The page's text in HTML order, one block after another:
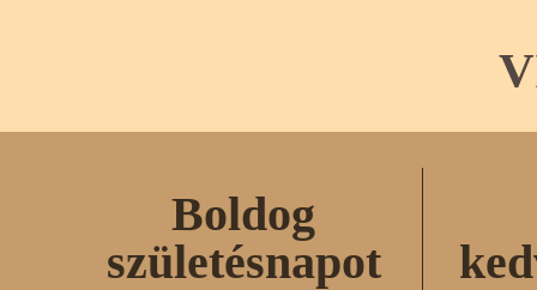
Boldog
születésnapot